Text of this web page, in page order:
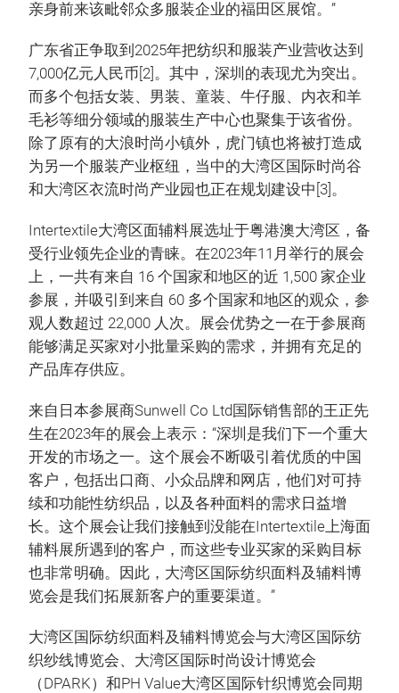
亲身前来该毗邻众多服装企业的福田区展馆。”
广东省正争取到2025年把纺织和服装产业营收达到
7,000亿元人民币[2]。其中，深圳的表现尤为突出。
而多个包括女装、男装、童装、牛仔服、内衣和羊
毛衫等细分领域的服装生产中心也聚集于该省份。
除了原有的大浪时尚小镇外，虎门镇也将被打造成
为另一个服装产业枢纽，当中的大湾区国际时尚谷
和大湾区衣流时尚产业园也正在规划建设中[3]。
Intertextile大湾区面辅料展选址于粤港澳大湾区，备
受行业领先企业的青睐。在2023年11月举行的展会
上，一共有来自 16 个国家和地区的近 1,500 家企业
参展，并吸引到来自 60 多个国家和地区的观众，参
观人数超过 22,000 人次。展会优势之一在于参展商
能够满足买家对小批量采购的需求，并拥有充足的
产品库存供应。
来自日本参展商Sunwell Co Ltd国际销售部的王正先
生在2023年的展会上表示：“深圳是我们下一个重大
开发的市场之一。这个展会不断吸引着优质的中国
客户，包括出口商、小众品牌和网店，他们对可持
续和功能性纺织品，以及各种面料的需求日益增
长。这个展会让我们接触到没能在Intertextile上海面
辅料展所遇到的客户，而这些专业买家的采购目标
也非常明确。因此，大湾区国际纺织面料及辅料博
览会是我们拓展新客户的重要渠道。”
大湾区国际纺织面料及辅料博览会与大湾区国际纺
织纱线博览会、大湾区国际时尚设计博览会
（DPARK）和PH Value大湾区国际针织博览会同期